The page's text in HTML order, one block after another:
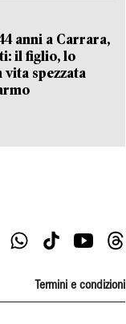
anni a Carrara,
il figlio, lo
vita spezzata
Termini e condizioni